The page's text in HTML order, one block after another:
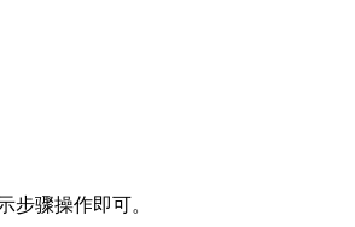
步骤操作即可。